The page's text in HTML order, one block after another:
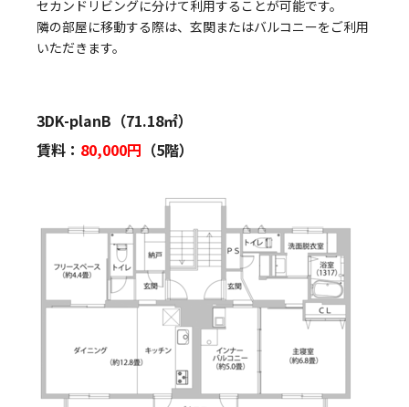
セカンドリビングに分けて利用することが可能です。
隣の部屋に移動する際は、玄関またはバルコニーをご利用
いただきます。
3DK-planB（71.18㎡）
賃料： 80,000円 （5階）